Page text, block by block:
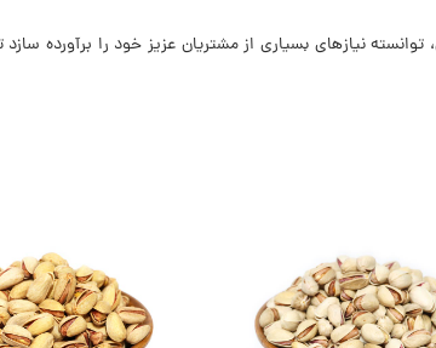
توانسته نیازهای بسیاری از مشتریان عزیز خود را برآورده